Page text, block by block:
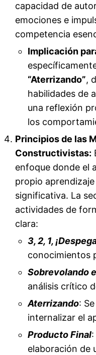
capacidad de
emociones e
competencia
Implicación
“Aterrizando”,
habilidades de
una reflexión
los
Principios de las
Constructivistas:
enfoque donde el
propio
significativa. La
actividades de
clara:
3, 2, 1,
conocimientos
Sobrevolando
análisis crítico
Aterrizando:
internalizar el
Producto Final
elaboración de